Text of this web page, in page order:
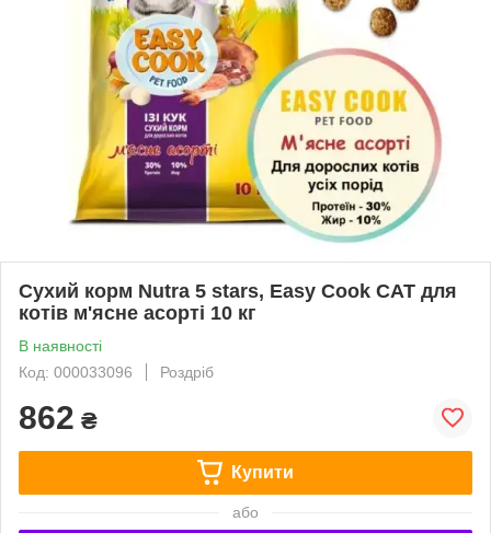
Сухий корм Nutra 5 stars, Easy Cook CAT для
котів м'ясне асорті 10 кг
В наявності
Код: 000033096
Роздріб
862 ₴
Купити
або